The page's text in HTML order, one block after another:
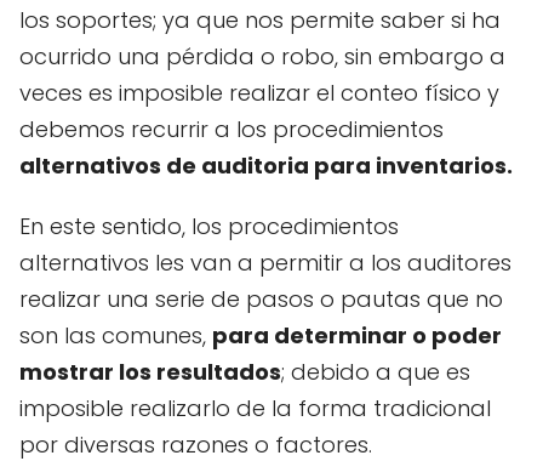
los soportes; ya que nos permite saber si ha
ocurrido una pérdida o robo, sin embargo a
veces es imposible realizar el conteo físico y
debemos recurrir a los procedimientos
alternativos de auditoria para inventarios.
En este sentido, los procedimientos
alternativos les van a permitir a los auditores
realizar una serie de pasos o pautas que no
son las comunes, para determinar o poder
mostrar los resultados; debido a que es
imposible realizarlo de la forma tradicional
por diversas razones o factores.